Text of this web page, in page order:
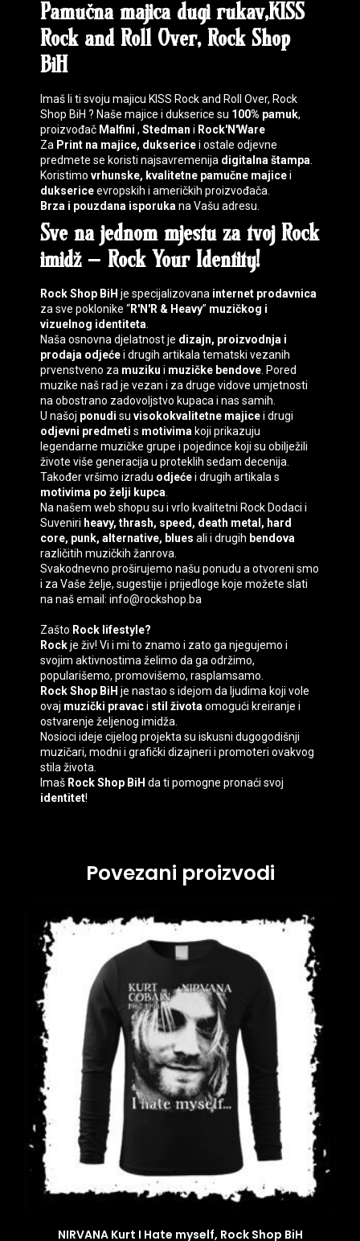
Pamučna majica dugi rukav,KISS
Rock and Roll Over, Rock Shop
BiH
Imaš li ti svoju majicu KISS Rock and Roll Over, Rock
Shop BiH ? Naše majice i dukserice su 100% pamuk,
proizvođač Malfini , Stedman i Rock'N'Ware
Za Print na majice, duksericei ostale odjevne
predmete se koristi najsavremenija digitalna štampa
Koristimo vrhunske, kvalitetne pamučne majicei
duksericeevropskih i američkih proizvođača.
Brza i pouzdana isporuka na Vašu adresu.
Sve na jednom mjestu za tvoj Rock
imidž– Rock Your Identity!
Rock Shop BiH je specijalizovana internet prodavnica
za sve poklonike “R'N'R & Heavy” muzičkog i
vizuelnog identiteta
Naša osnovna djelatnost je dizajn, proizvodnja i
prodaja odjećei drugih artikala tematski vezanih
prvenstveno za muziku i muzičke bendove . Pored
muzike naš rad je vezan i za druge vidove umjetnosti
na obostrano zadovoljstvo kupaca i nas samih.
U našoj ponudi su visokokvalitetne majicei drugi
odjevni predmeti s motivima koji prikazuju
legendarne muzičke grupe i pojedince koji su obilježili
živote više generacija u proteklih sedam decenija.
Također vršimo izradu odjećei drugih artikala s
motivima po želji kupca
Na našem web shopu su i vrlo kvalitetni Rock Dodaci i
Suveniri heavy, thrash, speed, death metal, hard
core, punk, alternative, blues ali i drugih bendova
različitih muzičkih žanrova.
Svakodnevno proširujemo našu ponudu a otvoreni smo
i za Vaše želje, sugestije i prijedloge koje možete slati
na naš email: info@rockshop.ba
Zašto Rock lifestyle?
Rockje živ! Vi i mi to znamo i zato ga njegujemo i
svojim aktivnostima želimo da ga održimo,
popularišemo, promovišemo, rasplamsamo.
Rock Shop BiH je nastao s idejom da ljudima koji vole
ovaj muzički pravaci stil života omogući kreiranje i
ostvarenje željenog imidža.
Nosioci ideje cijelog projekta su iskusni dugogodišnji
muzičari, modni i grafički dizajneri i promoteri ovakvog
stila života.
Imaš Rock Shop BiH da ti pomogne pronaći svoj
identitet!
Povezani proizvodi
NIRVANA Kurt I Hate myself, Rock Shop BiH